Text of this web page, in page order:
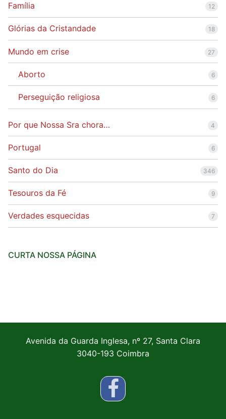
Família 12
Glórias da Cristandade 18
Mundo em crise 27
Aborto 6
Perseguição religiosa 6
Por que Nossa Sra chora… 4
Portugal 6
Santo do Dia 346
Tesouros da Fé 9
Verdades esquecidas 7
CURTA NOSSA PÁGINA
Avenida da Guarda Inglesa, nº 27, Santa Clara
3040-193 Coimbra